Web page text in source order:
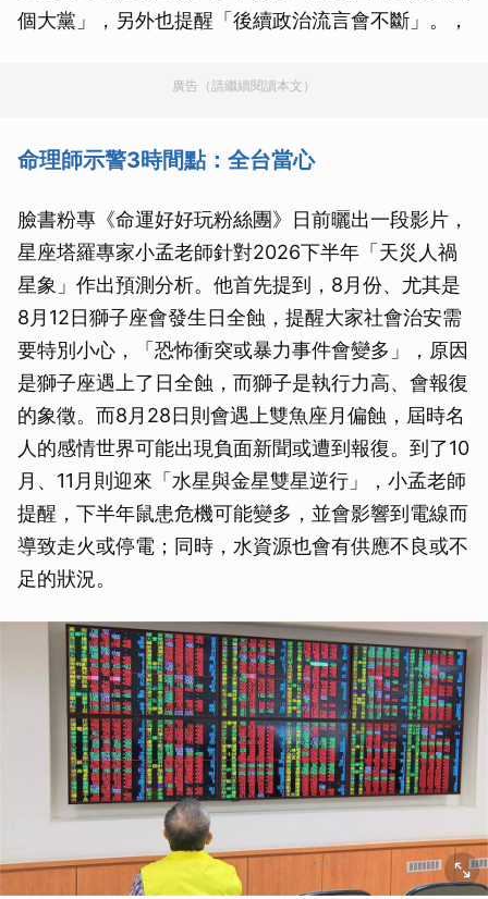
個大黨」，另外也提醒「後續政治流言會不斷」。，
廣告（請繼續閱讀本文）
命理師示警3時間點：全台當心
臉書粉專《命運好好玩粉絲團》日前曬出一段影片，
星座塔羅專家小孟老師針對2026下半年「天災人禍
星象」作出預測分析。他首先提到，8月份、尤其是
8月12日獅子座會發生日全蝕，提醒大家社會治安需
要特別小心，「恐怖衝突或暴力事件會變多」，原因
是獅子座遇上了日全蝕，而獅子是執行力高、會報復
的象徵。而8月28日則會遇上雙魚座月偏蝕，屆時名
人的感情世界可能出現負面新聞或遭到報復。到了10
月、11月則迎來「水星與金星雙星逆行」，小孟老師
提醒，下半年鼠患危機可能變多，並會影響到電線而
導致走火或停電；同時，水資源也會有供應不良或不
足的狀況。